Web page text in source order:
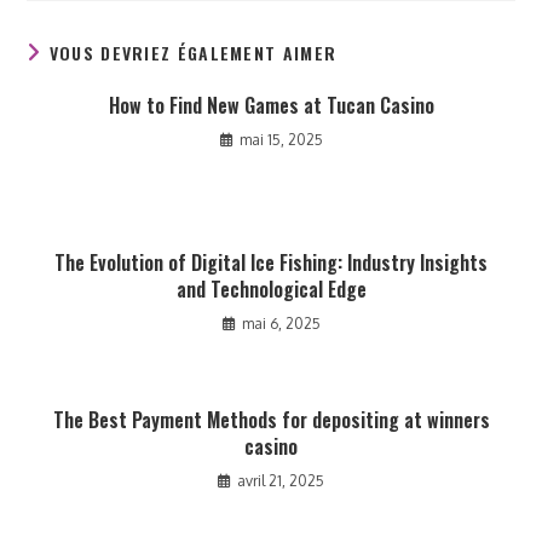
VOUS DEVRIEZ ÉGALEMENT AIMER
How to Find New Games at Tucan Casino
mai 15, 2025
The Evolution of Digital Ice Fishing: Industry Insights
and Technological Edge
mai 6, 2025
The Best Payment Methods for depositing at winners
casino
avril 21, 2025